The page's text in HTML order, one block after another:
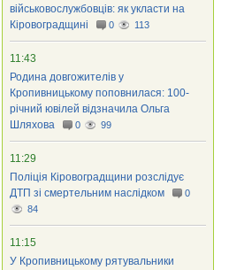
військовослужбовців: як укласти на
Кіровоградщині
0 113
11:43
Родина довгожителів у
Кропивницькому поповнилася: 100-
річний ювілей відзначила Ольга
Шляхова
0 99
11:29
Поліція Кіровоградщини розслідує
ДТП зі смертельним наслідком
0
84
11:15
У Кропивницькому рятувальники